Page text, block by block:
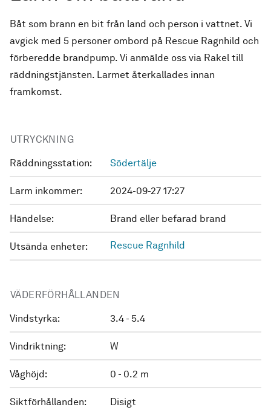
Båt som brann en bit från land och person i vattnet. Vi
avgick med 5 personer ombord på Rescue Ragnhild och
förberedde brandpump. Vi anmälde oss via Rakel till
räddningstjänsten. Larmet återkallades innan
framkomst.
UTRYCKNING
Räddningsstation: Södertälje
Larm inkommer: 2024-09-27 17:27
Händelse: Brand eller befarad brand
Utsända enheter: Rescue Ragnhild
VÄDERFÖRHÅLLANDEN
Vindstyrka: 3.4 - 5.4
Vindriktning: W
Våghöjd: 0 - 0.2 m
Siktförhållanden: Disigt